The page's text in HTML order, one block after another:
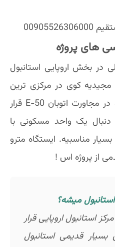
های پروژه
در بخش اروپایی استانبول
کوی در مرکزی ترین
لوکیشن در قلب استانبول و در مجاورت اتوبان E-50 قرار
یک واحد مسکونی با
مناسبیه. ایستگاه مترو
از پروژه اس !
میشه؟
استانبول اروپایی قرار
قدیمی استانبول